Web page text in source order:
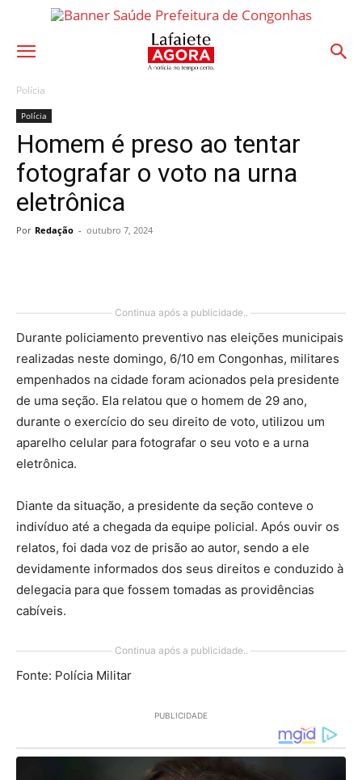
Polícia
Polícia
Homem é preso ao tentar
fotografar o voto na urna
eletrônica
Por Redação - outubro 7, 2024
Continua após a publicidade..
Durante policiamento preventivo nas eleições municipais
realizadas neste domingo, 6/10 em Congonhas, militares
empenhados na cidade foram acionados pela presidente
de uma seção. Ela relatou que o homem de 29 ano,
durante o exercício do seu direito de voto, utilizou um
aparelho celular para fotografar o seu voto e a urna
eletrônica.
Diante da situação, a presidente da seção conteve o
indivíduo até a chegada da equipe policial. Após ouvir os
relatos, foi dada voz de prisão ao autor, sendo a ele
devidamente informados dos seus direitos e conduzido à
delegacia para que fossem tomadas as providências
cabíveis.
Continua após a publicidade..
Fonte: Polícia Militar
PUBLICIDADE